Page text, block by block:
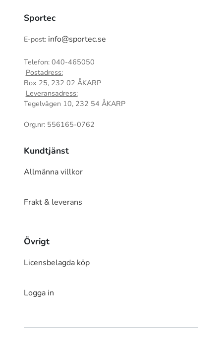
Sportec
E-post: info@sportec.se
Telefon: 040-465050
Postadress:
Box 25, 232 02 ÅKARP
Leveransadress:
Tegelvägen 10, 232 54 ÅKARP
Org.nr: 556165-0762
Kundtjänst
Allmänna villkor
Frakt & leverans
Övrigt
Licensbelagda köp
Logga in